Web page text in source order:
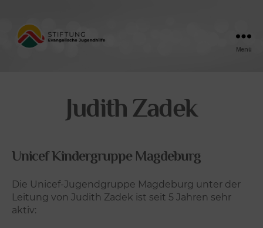
Menü
Judith Zadek
Unicef Kindergruppe Magdeburg
Die Unicef-Jugendgruppe Magdeburg unter der
Leitung von Judith Zadek ist seit 5 Jahren sehr
aktiv: